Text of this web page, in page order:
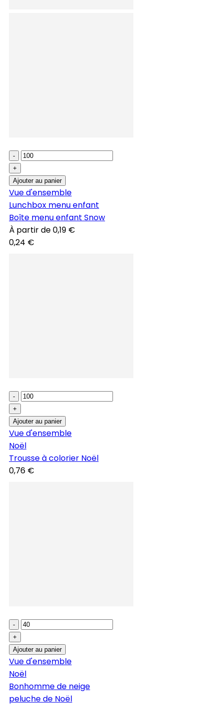
-
+
Ajouter au panier
Vue d'ensemble
Lunchbox menu enfant
Boîte menu enfant Snow
À partir de0,19 €
0,24 €
-
+
Ajouter au panier
Vue d'ensemble
Noël
Trousse à colorier Noël
0,76 €
-
+
Ajouter au panier
Vue d'ensemble
Noël
Bonhomme de neige
peluche de Noël